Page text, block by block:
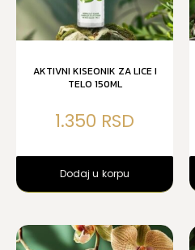
AKTIVNI KISEONIK ZA LICE I
TELO 150ML
1.350
Dodaj u korpu